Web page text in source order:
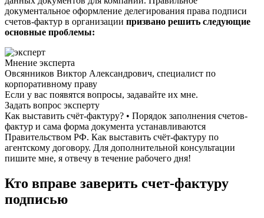
документальное оформление делегирования права подписи
счетов-фактур в организации призвано решить следующие
основные проблемы:
Мнение эксперта
Овсянников Виктор Александрович, специалист по
корпоративному праву
Если у вас появятся вопросы, задавайте их мне.
Задать вопрос эксперту
Как выставить счёт-фактуру? • Порядок заполнения счетов-
фактур и сама форма документа устанавливаются
Правительством РФ. Как выставить счёт-фактуру по
агентскому договору. Для дополнительной консультации
пишите мне, я отвечу в течение рабочего дня!
Кто вправе заверить счет-фактуру
подписью